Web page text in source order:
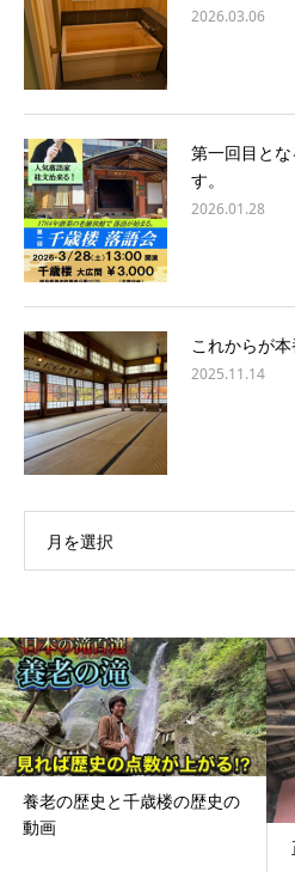
2026.03.06
第一回目と
す。
2026.01.28
これからが本
2025.11.14
月を選択
養老の歴史と千歳楼の歴史の
動画